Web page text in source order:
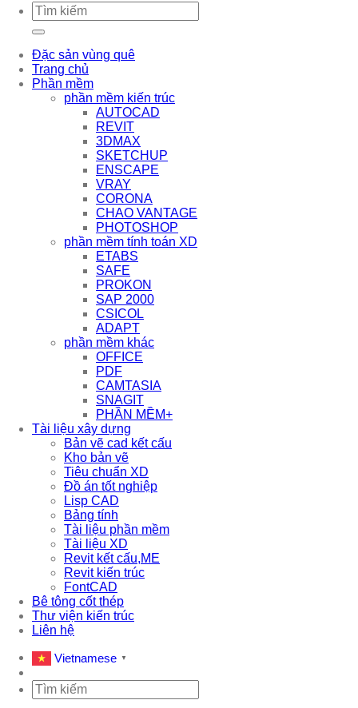
Tìm
kiếm:
Đặc sản vùng quê
Trang chủ
Phần mềm
phần mềm kiến trúc
AUTOCAD
REVIT
3DMAX
SKETCHUP
ENSCAPE
VRAY
CORONA
CHAO VANTAGE
PHOTOSHOP
phần mềm tính toán XD
ETABS
SAFE
PROKON
SAP 2000
CSICOL
ADAPT
phần mềm khác
OFFICE
PDF
CAMTASIA
SNAGIT
PHẦN MỀM+
Tài liệu xây dựng
Bản vẽ cad kết cấu
Kho bản vẽ
Tiêu chuẩn XD
Đồ án tốt nghiệp
Lisp CAD
Bảng tính
Tài liệu phần mềm
Tài liệu XD
Revit kết cấu,ME
Revit kiến trúc
FontCAD
Bê tông cốt thép
Thư viện kiến trúc
Liên hệ
Vietnamese ▼
Tìm
kiếm: